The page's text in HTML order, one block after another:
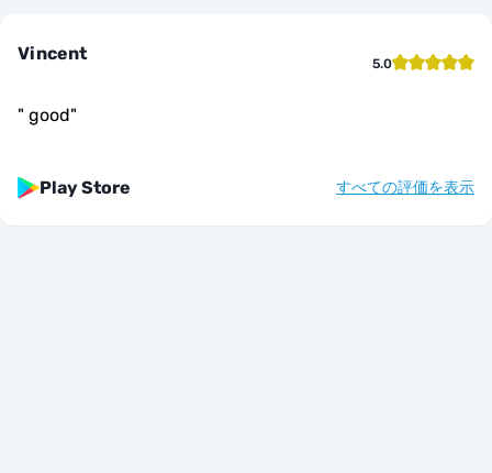
Vincent 5.0
" good"
Play Store すべての評価を表示